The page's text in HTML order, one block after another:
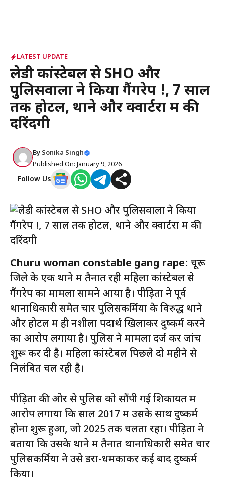
LATEST UPDATE
लेडी कांस्टेबल से SHO और
पुलिसवालों ने किया गैंगरेप !, 7 साल
तक होटल, थाने और क्वार्टरों में की
दरिंदगी
By Sonika Singh
Published On: January 9, 2026
Follow Us
Churu woman constable gang rape: चूरू
जिले के एक थाने में तैनात रही महिला कांस्टेबल से
गैंगरेप का मामला सामने आया है। पीड़िता ने पूर्व
थानाधिकारी समेत चार पुलिसकर्मियों के विरुद्ध थाने
और होटल में ही नशीला पदार्थ खिलाकर दुष्कर्म करने
का आरोप लगाया है। पुलिस ने मामला दर्ज कर जांच
शुरू कर दी है। महिला कांस्टेबल पिछले दो महीने से
निलंबित चल रही है।
पीड़िता की ओर से पुलिस को सौंपी गई शिकायत में
आरोप लगाया कि साल 2017 में उसके साथ दुष्कर्म
होना शुरू हुआ, जो 2025 तक चलता रहा। पीड़िता ने
बताया कि उसके थाने में तैनात थानाधिकारी समेत चार
पुलिसकर्मियों ने उसे डरा-धमकाकर कई बाद दुष्कर्म
किया।